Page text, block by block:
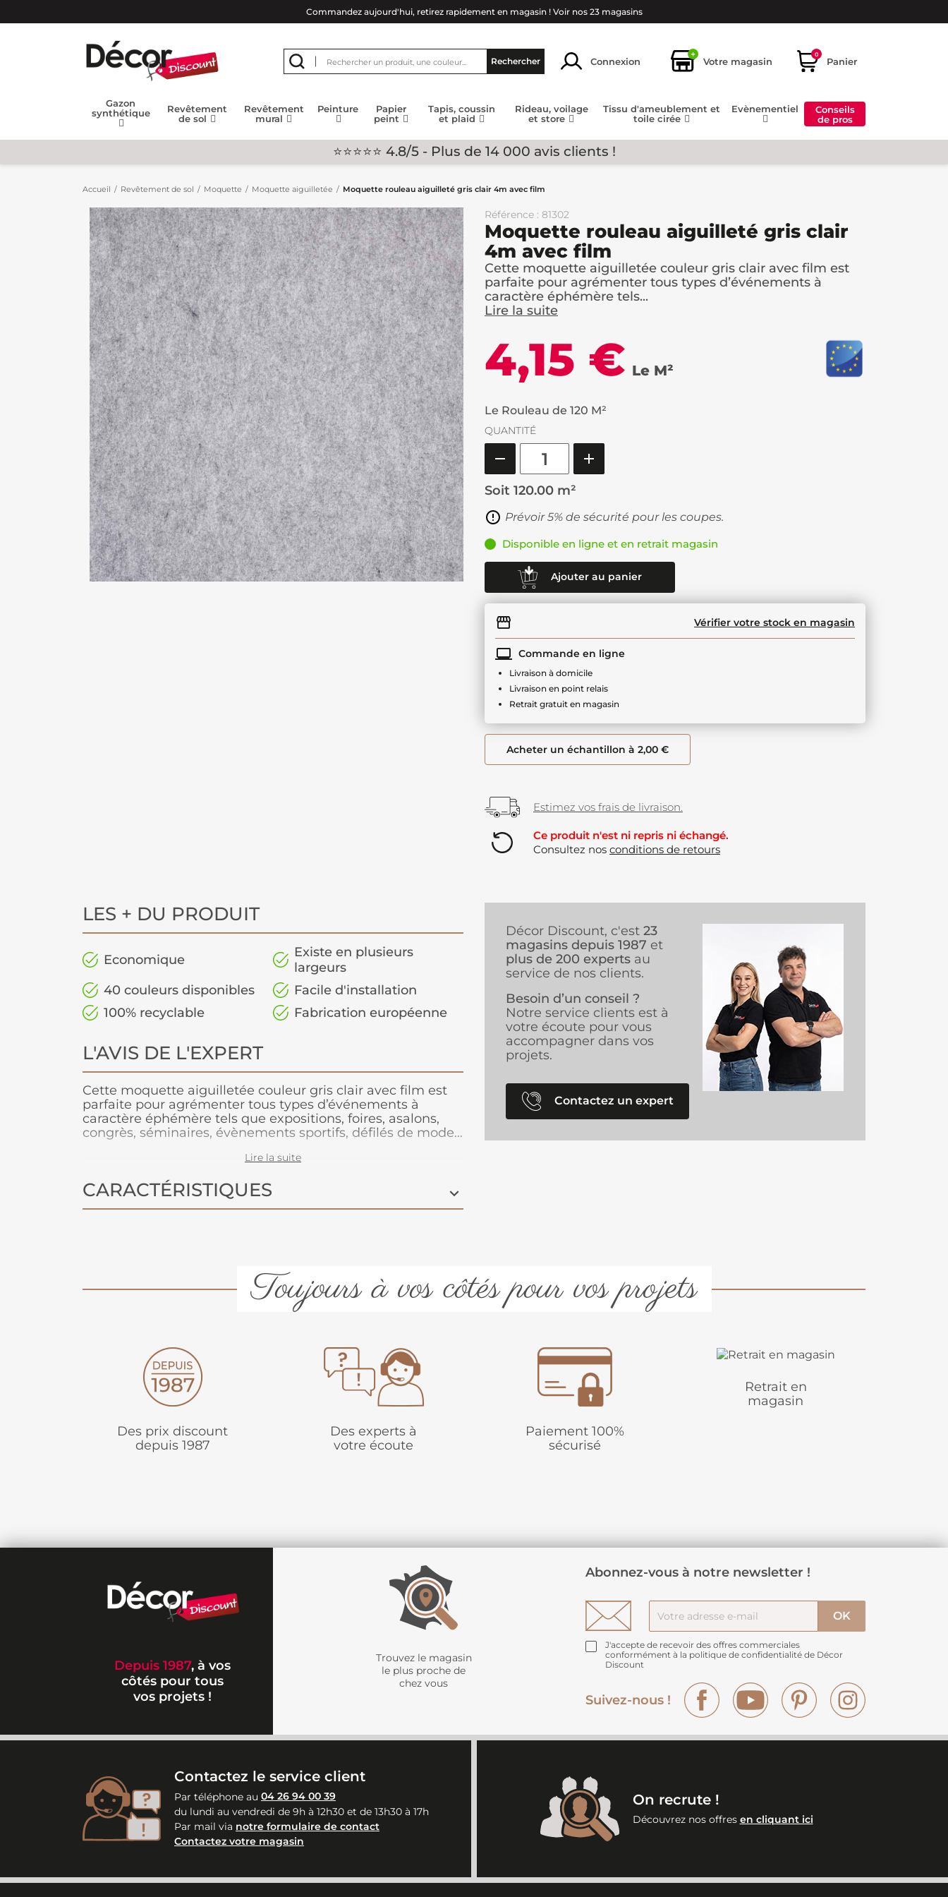
Commandez aujourd'hui, retirez rapidement en magasin ! Voir nos 23 magasins
Rechercher Connexion
+
Votre magasin
0
Panier
Gazon
synthétique
Revêtement
de sol
Revêtement
mural
Peinture
Papier
peint
Tapis, coussin
et plaid
Rideau, voilage
et store
Tissu d'ameublement et
toile cirée
Evènementiel
Conseils
de pros
⭐⭐⭐⭐⭐ 4.8/5 - Plus de 14 000 avis clients !
Accueil Revêtement de sol Moquette Moquette aiguilletée Moquette rouleau aiguilleté gris clair 4m avec film
Référence : 81302
Moquette rouleau aiguilleté gris clair
4m avec film
Cette moquette aiguilletée couleur gris clair avec film est
parfaite pour agrémenter tous types d’événements à
caractère éphémère tels...
Lire la suite
4,15 € Le M²
Le Rouleau de 120 M²
QUANTITÉ
Soit 120.00 m²
Prévoir 5% de sécurité pour les coupes.
Disponible en ligne et en retrait magasin
Ajouter au panier
Vérifier votre stock en magasin
Commande en ligne
Livraison à domicile
Livraison en point relais
Retrait gratuit en magasin
Acheter un échantillon à 2,00 €
Estimez vos frais de livraison.
Ce produit n'est ni repris ni échangé.
Consultez nos conditions de retours
LES + DU PRODUIT
Economique
Existe en plusieurs
largeurs
40 couleurs disponibles
Facile d'installation
100% recyclable
Fabrication européenne
L'AVIS DE L'EXPERT
Cette moquette aiguilletée couleur gris clair avec film est
parfaite pour agrémenter tous types d’événements à
caractère éphémère tels que expositions, foires, asalons,
congrès, séminaires, évènements sportifs, défilés de mode…
est légère à manipuler, facile à couper, rapide à poser et
moquette peut être posée en bord à bord ou en superposé.
Parce que le respect de l’environnement est la priorité de
Lire la suite
CARACTÉRISTIQUES
Décor Discount, c'est 23
magasins depuis 1987 et
plus de 200 experts au
service de nos clients.
Besoin d’un conseil ?
Notre service clients est à
votre écoute pour vous
accompagner dans vos
projets.
Contactez un expert
Toujours à vos côtés pour vos projets
Des prix discount
depuis 1987
Des experts à
votre écoute
Paiement 100%
sécurisé
Retrait en
magasin
Depuis 1987, à vos
côtés pour tous
vos projets !
Trouvez le magasin
le plus proche de
chez vous
Abonnez-vous à notre newsletter !
J'accepte de recevoir des offres commerciales
conformément à la politique de confidentialité de Décor
Discount
Suivez-nous !
Facebook YouTube Pinterest
Contactez le service client
Par téléphone au 04 26 94 00 39
du lundi au vendredi de 9h à 12h30 et de 13h30 à 17h
Par mail via notre formulaire de contact
Contactez votre magasin
On recrute !
Découvrez nos offres en cliquant ici